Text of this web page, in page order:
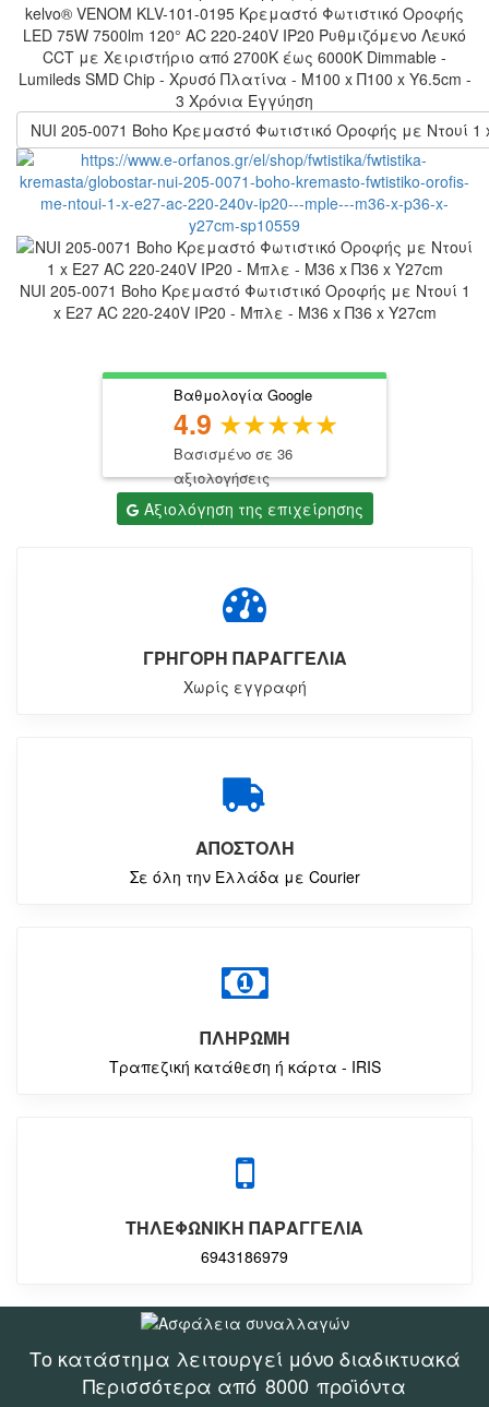
kelvo® VENOM KLV-101-0195 Κρεμαστό Φωτιστικό Οροφής
LED 75W 7500lm 120° AC 220-240V IP20 Ρυθμιζόμενο Λευκό
CCT με Χειριστήριο από 2700K έως 6000K Dimmable -
Lumileds SMD Chip - Χρυσό Πλατίνα - Μ100 x Π100 x Υ6.5cm -
3 Χρόνια Εγγύηση
NUI 205-0071 Boho Κρεμαστό Φωτιστικό Οροφής με Ντουί
NUI 205-0071 Boho Κρεμαστό Φωτιστικό Οροφής με Ντουί 1
x E27 AC 220-240V IP20 - Μπλε - M36 x Π36 x Υ27cm
Βαθμολογία Google
4.9
Βασισμένο σε 36
αξιολογήσεις
Αξιολόγηση της επιχείρησης
ΓΡΗΓΟΡΗ ΠΑΡΑΓΓΕΛΙΑ
Χωρίς εγγραφή
ΑΠΟΣΤΟΛΗ
Σε όλη την Ελλάδα με Courier
ΠΛΗΡΩΜΗ
Τραπεζική κατάθεση ή κάρτα - IRIS
ΤΗΛΕΦΩΝΙΚΗ ΠΑΡΑΓΓΕΛΙΑ
6943186979
Το κατάστημα λειτουργεί μόνο διαδικτυακά
Περισσότερα από 8000 προϊόντα